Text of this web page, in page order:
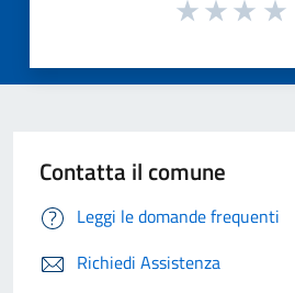
Contatta il comune
Leggi le domande frequenti
Richiedi Assistenza